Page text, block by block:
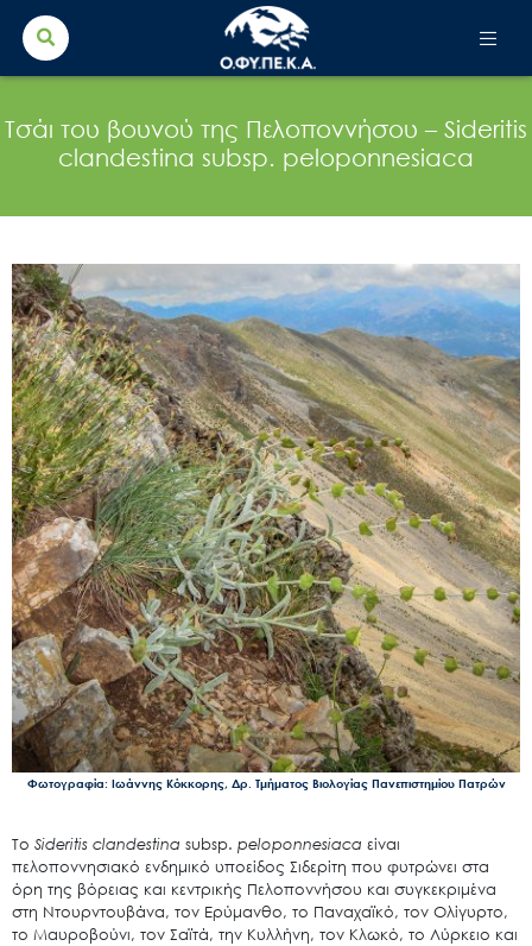
Search
for:
Τσάι του βουνού της Πελοποννήσου – Sideritis
clandestina subsp. peloponnesiaca
Φωτογραφία: Ιωάννης Κόκκορης, Δρ. Τμήματος Βιολογίας Πανεπιστημίου Πατρών
Το Sideritis clandestina subsp. peloponnesiaca είναι
πελοποννησιακό ενδημικό υποείδος Σιδερίτη που φυτρώνει στα
όρη της βόρειας και κεντρικής Πελοποννήσου και συγκεκριμένα
στη Ντουρντουβάνα, τον Ερύμανθο, το Παναχαϊκό, τον Ολίγυρτο,
το Μαυροβούνι, τον Σαϊτά, την Κυλλήνη, τον Κλωκό, το Λύρκειο και